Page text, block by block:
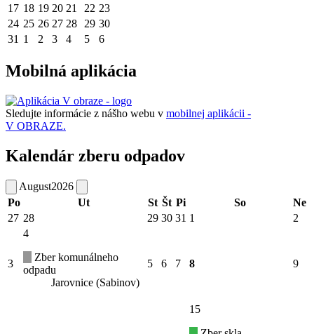
17 18 19 20 21 22 23
24 25 26 27 28 29 30
31 1 2 3 4 5 6
Mobilná aplikácia
Sledujte informácie z nášho webu v mobilnej aplikácii -
V OBRAZE.
Kalendár zberu odpadov
August2026
Po
Ut St Št Pi So
Ne
27 28 29 30 31 1 2
3
4
Zber komunálneho
odpadu
Jarovnice (Sabinov)
5 6 7 8 9
15